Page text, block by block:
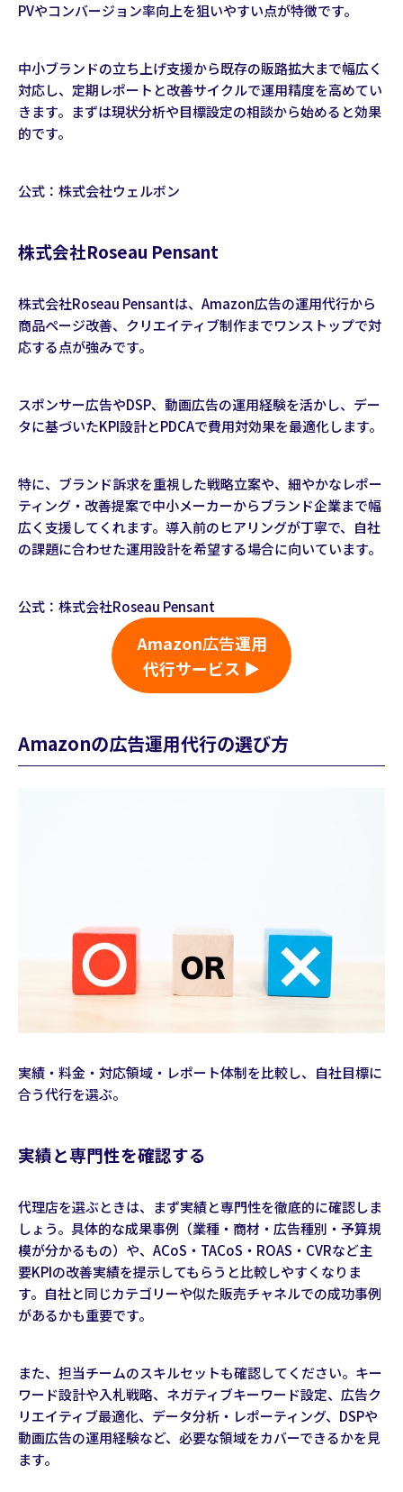
PVやコンバージョン率向上を狙いやすい点が特徴です。
中小ブランドの立ち上げ支援から既存の販路拡大まで幅広く
対応し、定期レポートと改善サイクルで運用精度を高めてい
きます。まずは現状分析や目標設定の相談から始めると効果
的です。
公式： 株式会社ウェルボン
株式会社Roseau Pensant
株式会社Roseau Pensantは、Amazon広告の運用代行から
商品ページ改善、クリエイティブ制作までワンストップで対
応する点が強みです。
スポンサー広告やDSP、動画広告の運用経験を活かし、デー
タに基づいたKPI設計とPDCAで費用対効果を最適化します。
特に、ブランド訴求を重視した戦略立案や、細やかなレポー
ティング・改善提案で中小メーカーからブランド企業まで幅
広く支援してくれます。導入前のヒアリングが丁寧で、自社
の課題に合わせた運用設計を希望する場合に向いています。
公式： 株式会社Roseau Pensant
Amazon広告運用
代行サービス ▶
Amazonの広告運用代行の選び方
実績・料金・対応領域・レポート体制を比較し、自社目標に
合う代行を選ぶ。
実績と専門性を確認する
代理店を選ぶときは、まず実績と専門性を徹底的に確認しま
しょう。具体的な成果事例（業種・商材・広告種別・予算規
模が分かるもの）や、ACoS・TACoS・ROAS・CVRなど主
要KPIの改善実績を提示してもらうと比較しやすくなりま
す。自社と同じカテゴリーや似た販売チャネルでの成功事例
があるかも重要です。
また、担当チームのスキルセットも確認してください。キー
ワード設計や入札戦略、ネガティブキーワード設定、広告ク
リエイティブ最適化、データ分析・レポーティング、DSPや
動画広告の運用経験など、必要な領域をカバーできるかを見
ます。